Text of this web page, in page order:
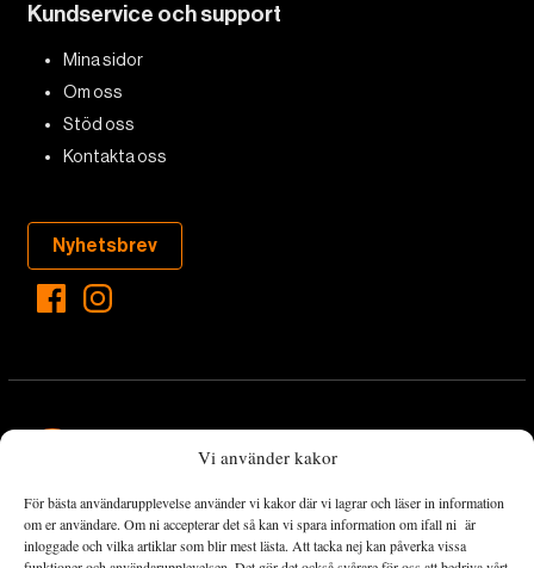
Vi använder kakor
För bästa användarupplevelse använder vi kakor där vi lagrar och läser in information
om er användare. Om ni accepterar det så kan vi spara information om ifall ni är
inloggade och vilka artiklar som blir mest lästa. Att tacka nej kan påverka vissa
Kundservice och support
Mina sidor
Om oss
Stöd oss
Kontakta oss
Nyhetsbrev
Landets Fria Tidning är en nyhetstidning med bred bevakning av
det viktigaste som händer lokalt och globalt och med fokus på